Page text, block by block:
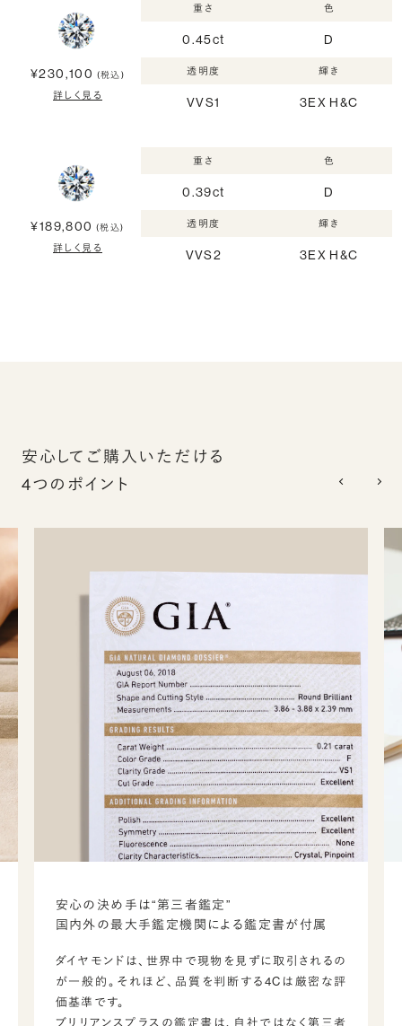
¥230,100 (税込)
詳しく見る
重さ
0.45ct
色
D
透明度
VVS1
輝き
3EX H&C
¥189,800 (税込)
詳しく見る
重さ
0.39ct
色
D
透明度
VVS2
輝き
3EX H&C
安心してご購入いただける
4つのポイント
安心の決め手は“第三者鑑定”
国内外の最大手鑑定機関による鑑定書が付属
ダイヤモンドは、世界中で現物を見ずに取引されるの
が一般的。それほど、品質を判断する4Cは厳密な評
価基準です。
ブリリアンスプラスの鑑定書は、自社ではなく第三者